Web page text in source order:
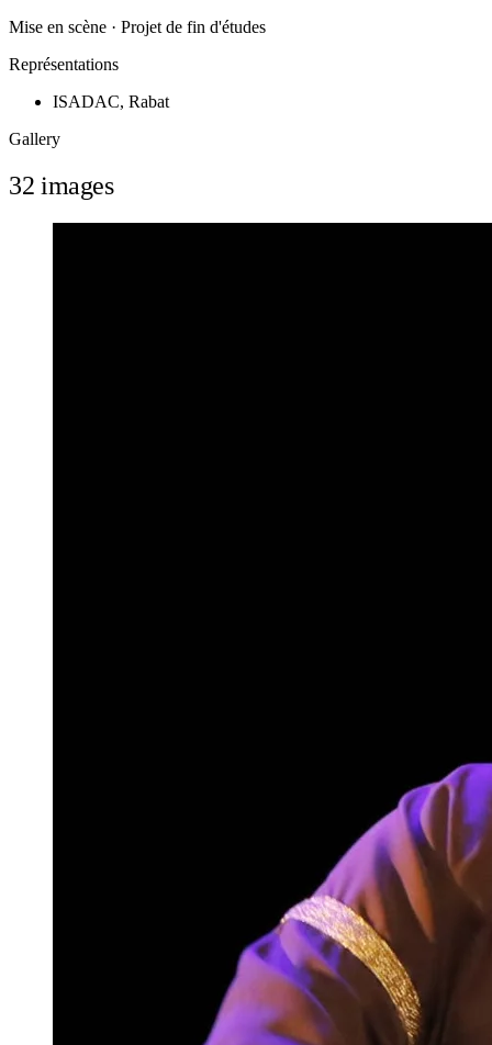
Mise en scène · Projet de fin d'études
Représentations
ISADAC, Rabat
Gallery
32 images